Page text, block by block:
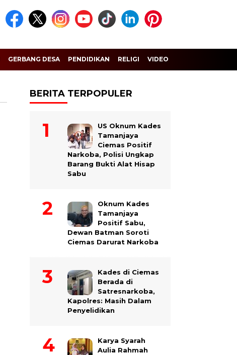
GERBANG DESA PENDIDIKAN RELIGI VIDEO
BERITA TERPOPULER
US Oknum Kades
Tamanjaya
Ciemas Positif
Narkoba, Polisi Ungkap
Barang Bukti Alat Hisap
Sabu
Oknum Kades
Tamanjaya
Positif Sabu,
Dewan Batman Soroti
Ciemas Darurat Narkoba
Kades di Ciemas
Berada di
Satresnarkoba,
Kapolres: Masih Dalam
Penyelidikan
Karya Syarah
Aulia Rahmah